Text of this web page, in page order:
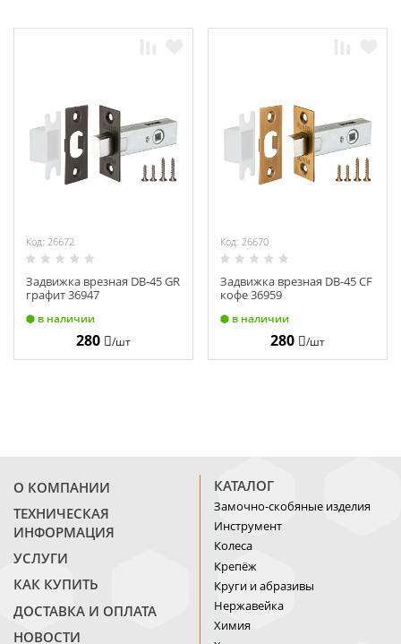
Код: 26672
Задвижка врезная DB-45 GR
графит 36947
в наличии
280 /шт
Код: 26670
Задвижка врезная DB-45 CF
кофе 36959
в наличии
280 /шт
О КОМПАНИИ
ТЕХНИЧЕСКАЯ
ИНФОРМАЦИЯ
УСЛУГИ
КАК КУПИТЬ
ДОСТАВКА И ОПЛАТА
НОВОСТИ
КАТАЛОГ
Замочно-скобяные изделия
Инструмент
Колеса
Крепёж
Круги и абразивы
Нержавейка
Химия